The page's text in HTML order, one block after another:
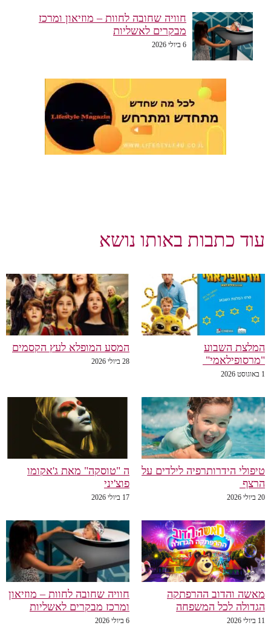
חוויה שחובה לחוות – מוזיאון ומרכז
מבקרים לאשליות
6 ביולי 2026
עוד כתבות באותו נושא
המלצת השבוע
"מרסופילאמי"
1 באוגוסט 2026
המסע המופלא לעץ הקסמים
28 ביולי 2026
טיפולי הידרותרפיה לילדים על
הרצף
20 ביולי 2026
ה "טוסקה" מאת ג'אקומו
פוצ'יני
17 ביולי 2026
מאשה והדוב ההרפתקה
הגדולה לכל המשפחה
11 ביולי 2026
חוויה שחובה לחוות – מוזיאון
ומרכז מבקרים לאשליות
6 ביולי 2026